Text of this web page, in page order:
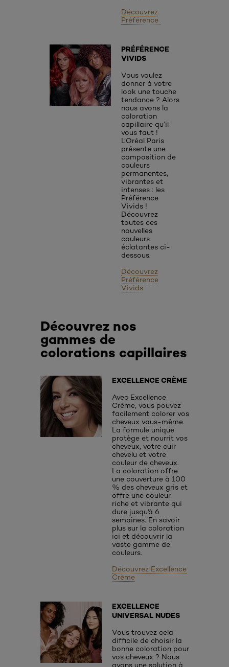
Découvrez
Préférence
PRÉFÉRENCE
VIVIDS
Vous voulez
donner à votre
look une touche
tendance ? Alors
nous avons la
coloration
capillaire qu’il
vous faut !
L’Oréal Paris
présente une
composition de
couleurs
permanentes,
vibrantes et
intenses : les
Préférence
Vivids !
Découvrez
toutes ces
nouvelles
couleurs
éclatantes ci-
dessous.
Découvrez
Préférence
Vivids
Découvrez nos
gammes de
colorations capillaires
EXCELLENCE CRÈME
Avec Excellence
Crème, vous pouvez
facilement colorer vos
cheveux vous-même.
La formule unique
protège et nourrit vos
cheveux, votre cuir
chevelu et votre
couleur de cheveux.
La coloration offre
une couverture à 100
% des cheveux gris et
offre une couleur
riche et vibrante qui
dure jusqu'à 6
semaines. En savoir
plus sur la coloration
ici et découvrir la
vaste gamme de
couleurs.
Découvrez Excellence
Crème
EXCELLENCE
UNIVERSAL NUDES
Vous trouvez cela
difficile de choisir la
bonne coloration pour
vos cheveux ? Nous
avons une solution à